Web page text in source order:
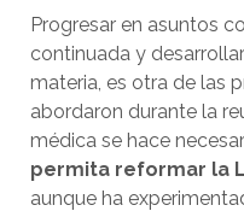
Progresar en asuntos
continuada y
materia, es otra de las
abordaron durante la
médica se hace
permita reformar la
aunque ha